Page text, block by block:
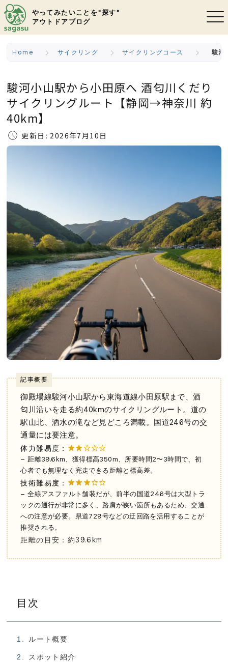
やってみたいことを"探す"
アウトドアブログ
Home サイクリング サイクリングコース 駿河
駿河小山駅から小田原へ 酒匂川くだり
サイクリングルート【静岡→神奈川 約
40km】
更新日: 2026年7月10日
記事概要
御殿場線駿河小山駅から東海道線小田原駅まで、酒
匂川沿いを走る約40kmのサイクリングルート。道の
駅山北、洒水の滝など見どころ満載。国道246号の交
通量には要注意。
体力難易度： ★★☆☆☆
– 距離39.6km、獲得標高350m、所要時間2〜3時間で、初
心者でも無理なく完走できる距離と標高差。
技術難易度： ★★★☆☆
– 全線アスファルト舗装だが、前半の国道246号は大型トラ
ックの通行が非常に多く、路肩が狭い箇所もあるため、交通
への注意が必要。県道729号などの迂回路を活用することが
推奨される。
距離の目安：約39.6km
目次
ルート概要
スポット紹介